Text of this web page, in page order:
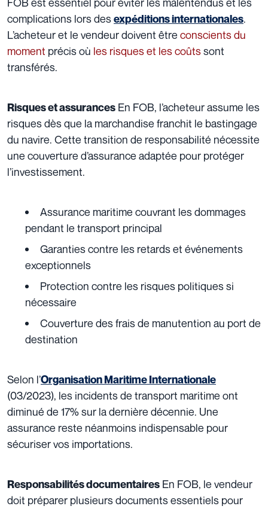
complications lors desexpéditions internationales.
L’acheteur et le vendeur doivent être conscients du
moment précis où les risques et les coûtssont
transférés.
Risques et assurances En FOB, l’acheteur assume les
risques dès que la marchandise franchit le bastingage
du navire. Cette transition de responsabilité nécessite
une couverture d’assurance adaptée pour protéger
l’investissement.
Assurance maritime couvrant les dommages
pendant le transport principal
Garanties contre les retards et événements
exceptionnels
Protection contre les risques politiques si
nécessaire
Couverture des frais de manutention au port de
destination
Selon l’Organisation Maritime Internationale
(03/2023), les incidents de transport maritime ont
diminué de 17% sur la dernière décennie. Une
assurance reste néanmoins indispensable pour
sécuriser vos importations.
Responsabilités documentaires En FOB, le vendeur
doit préparer plusieurs documents essentiels pour